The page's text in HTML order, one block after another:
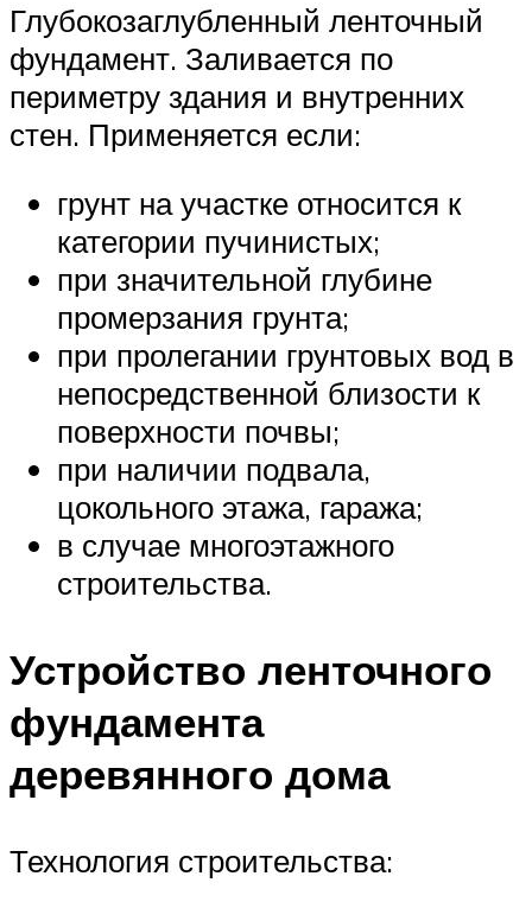
Глубокозаглубленный ленточный
фундамент. Заливается по
периметру здания и внутренних
стен. Применяется если:
грунт на участке относится к
категории пучинистых;
при значительной глубине
промерзания грунта;
при пролегании грунтовых вод в
непосредственной близости к
поверхности почвы;
при наличии подвала,
цокольного этажа, гаража;
в случае многоэтажного
строительства.
Устройство ленточного
фундамента
деревянного дома
Технология строительства: